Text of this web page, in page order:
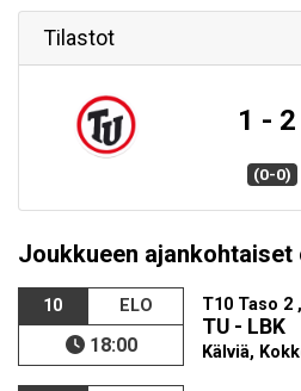
Tilastot
1 - 2
(0-0)
Joukkueen
10 ELO
18:00
T10 Taso 2
TU - LBK
Kälviä,